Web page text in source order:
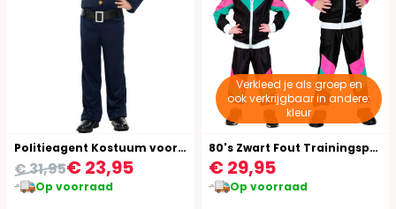
Politieagent Kostuum voor Jongens
€ 23,95
€ 31,95
Op voorraad
Verkleed je als groep en
ook verkrijgbaar in andere:
kleur
80's Zwart Fout Trainingspak Kind
€ 29,95
Op voorraad